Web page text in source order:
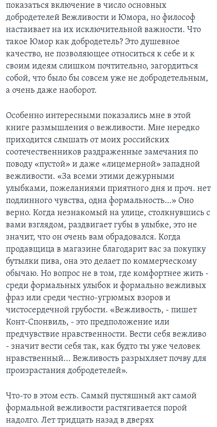
показаться включение в число основных
добродетелей Вежливости и Юмора, но философ
настаивает на их исключительной важности. Что
такое Юмор как добродетель? Это душевное
качество, не позволяющее относиться к себе и к
своим идеям слишком почтительно, загордиться
собой, что было бы совсем уже не добродетельным,
а очень даже наоборот.
Особенно интересными показались мне в этой
книге размышления о вежливости. Мне нередко
приходится слышать от моих российских
соотечественников раздраженные замечания по
поводу «пустой» и даже «лицемерной» западной
вежливости. «За всеми этими дежурными
улыбками, пожеланиями приятного дня и проч. нет
подлинного чувства, одна формальность…» Оно
верно. Когда незнакомый на улице, столкнувшись с
вами взглядом, раздвигает губы в улыбке, это не
значит, что он очень вам обрадовался. Когда
продавщица в магазине благодарит вас за покупку
бутылки пива, она это делает по коммерческому
обычаю. Но вопрос не в том, где комфортнее жить -
среди формальных улыбок и формально вежливых
фраз или среди честно-угрюмых взоров и
чистосердечной грубости. «Вежливость, - пишет
Конт-Спонвиль, - это предположение или
предчувствие нравственности. Вести себя вежливо
- значит вести себя так, как будто ты уже человек
нравственный... Вежливость разрыхляет почву для
произрастания добродетелей».
Что-то в этом есть. Самый пустяшный акт самой
формальной вежливости растягивается порой
надолго. Лет тридцать назад в дверях